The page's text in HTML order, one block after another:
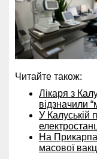
Читайте також:
Лікаря з
відзначили
У Калуській
На
масової